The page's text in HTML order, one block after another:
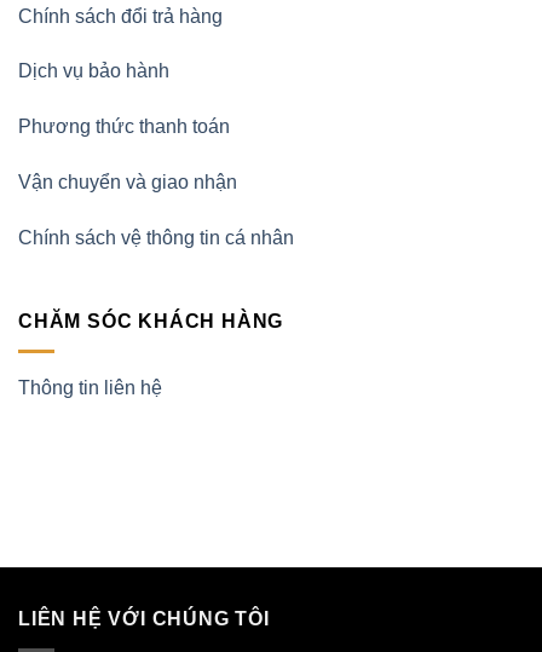
Chính sách đổi trả hàng
Dịch vụ bảo hành
Phương thức thanh toán
Vận chuyển và giao nhận
Chính sách vệ thông tin cá nhân
CHĂM SÓC KHÁCH HÀNG
Thông tin liên hệ
LIÊN HỆ VỚI CHÚNG TÔI